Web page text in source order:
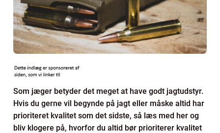
Som jæger betyder det meget at have godt jagtudstyr.
Hvis du gerne vil begynde på jagt eller måske altid har
prioriteret kvalitet som det sidste, så læs med her og
bliv klogere på, hvorfor du altid bør prioriterer kvalitet